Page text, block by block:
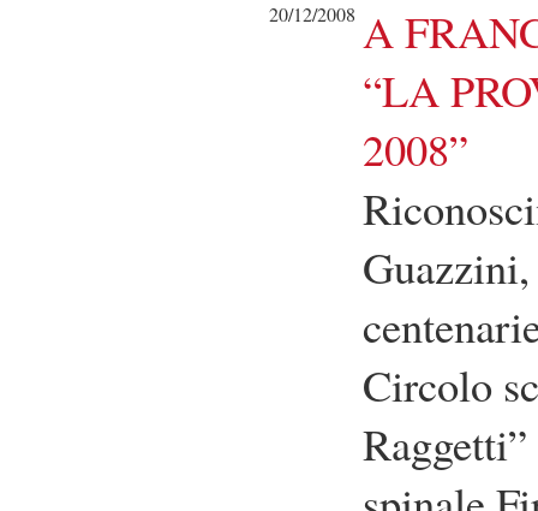
20/12/2008 A
“LA
2008”
Circolo